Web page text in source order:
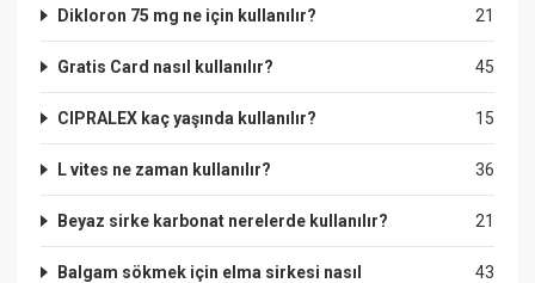
21
Dikloron 75 mg ne için kullanılır?
45
Gratis Card nasıl kullanılır?
15
CIPRALEX kaç yaşında kullanılır?
36
L vites ne zaman kullanılır?
21
Beyaz sirke karbonat nerelerde kullanılır?
43
Balgam sökmek için elma sirkesi nasıl